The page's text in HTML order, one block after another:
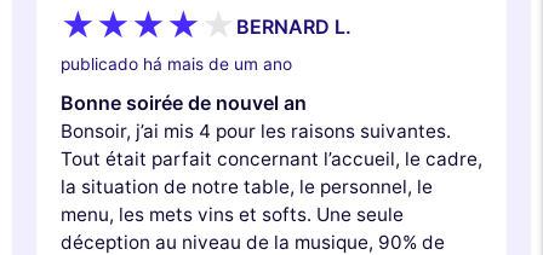
Este site utiliza
cookies
experiência de navegação, medir a nossa audiência e personalizar os
anúncios publicitários que lhe são apresentados. Pode aceitar, rejeitar
ou gerir as suas preferências a qualquer momento.
Consentimentos certificados por
Nunca! Deixe-me ver Ok para mim
BERNARD L.
publicado há mais de um ano
Bonne soirée de nouvel an
Bonsoir, j’ai mis 4 pour les raisons suivantes.
Tout était parfait concernant l’accueil, le cadre,
la situation de notre table, le personnel, le
menu, les mets vins et softs. Une seule
déception au niveau de la musique, 90% de